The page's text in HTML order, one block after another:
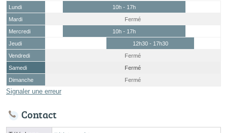
Lundi
10h - 17h
Mardi
Fermé
Mercredi
10h - 17h
Jeudi
12h30 - 17h30
Vendredi
Fermé
Samedi
Fermé
Dimanche
Fermé
Signaler une erreur
Contact